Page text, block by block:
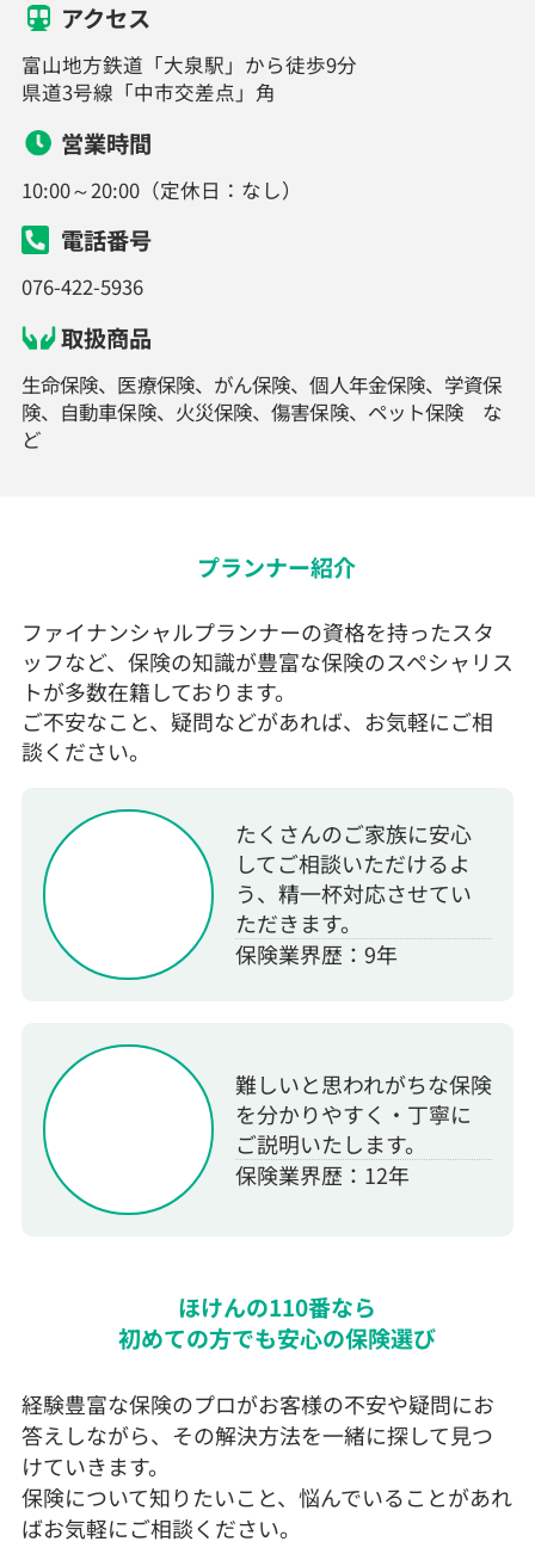
アクセス
富山地方鉄道「大泉駅」から徒歩9分
県道3号線「中市交差点」角
営業時間
10:00～20:00（定休日：なし）
電話番号
076-422-5936
取扱商品
生命保険、医療保険、がん保険、個人年金保険、学資保
険、自動車保険、火災保険、傷害保険、ペット保険 な
ど
プランナー紹介
ファイナンシャルプランナーの資格を持ったスタ
ッフなど、保険の知識が豊富な保険のスペシャリス
トが多数在籍しております。
ご不安なこと、疑問などがあれば、お気軽にご相
談ください。
たくさんのご家族に安心
してご相談いただけるよ
う、精一杯対応させてい
ただきます。
保険業界歴：9年
難しいと思われがちな保険
を分かりやすく・丁寧に
ご説明いたします。
保険業界歴：12年
ほけんの110番なら
初めての方でも安心の保険選び
経験豊富な保険のプロがお客様の不安や疑問にお
答えしながら、その解決方法を一緒に探して見つ
けていきます。
保険について知りたいこと、悩んでいることがあれ
ばお気軽にご相談ください。